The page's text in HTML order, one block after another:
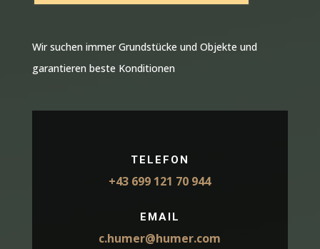
Wir suchen immer Grundstücke und Objekte und
garantieren beste Konditionen
TELEFON
+43 699 121 70 944
EMAIL
c.humer@humer.com